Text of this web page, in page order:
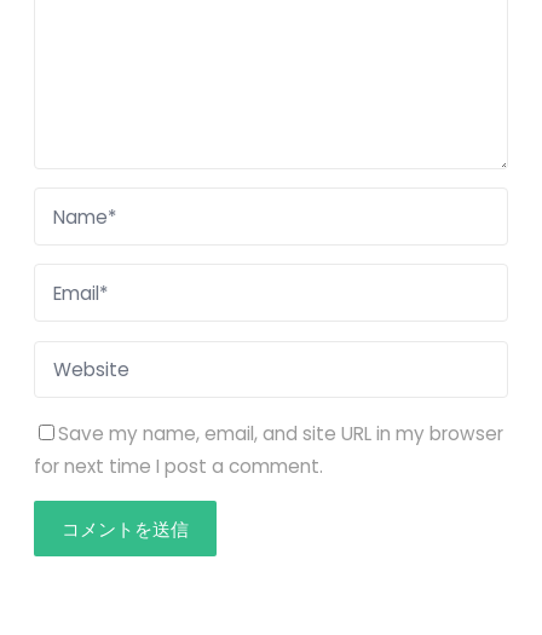
Save my name, email, and site URL in my browser
for next time I post a comment.